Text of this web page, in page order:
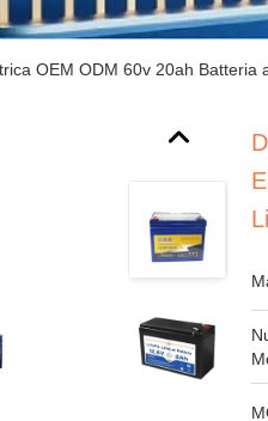
OEM ODM 60v 20ah Batteria